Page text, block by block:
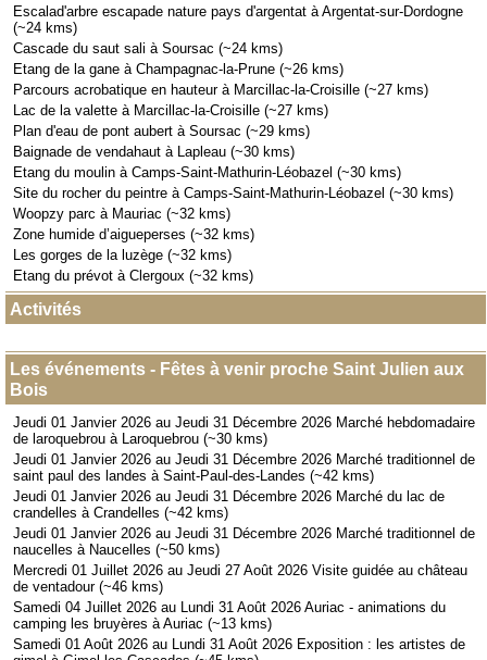
Escalad'arbre escapade nature pays d'argentat à Argentat-sur-Dordogne
(~24 kms)
Cascade du saut sali à Soursac (~24 kms)
Etang de la gane à Champagnac-la-Prune (~26 kms)
Parcours acrobatique en hauteur à Marcillac-la-Croisille (~27 kms)
Lac de la valette à Marcillac-la-Croisille (~27 kms)
Plan d'eau de pont aubert à Soursac (~29 kms)
Baignade de vendahaut à Lapleau (~30 kms)
Etang du moulin à Camps-Saint-Mathurin-Léobazel (~30 kms)
Site du rocher du peintre à Camps-Saint-Mathurin-Léobazel (~30 kms)
Woopzy parc à Mauriac (~32 kms)
Zone humide d’aigueperses (~32 kms)
Les gorges de la luzège (~32 kms)
Etang du prévot à Clergoux (~32 kms)
Activités
Les événements - Fêtes à venir proche Saint Julien aux
Bois
Jeudi 01 Janvier 2026 au Jeudi 31 Décembre 2026 Marché hebdomadaire
de laroquebrou à Laroquebrou (~30 kms)
Jeudi 01 Janvier 2026 au Jeudi 31 Décembre 2026 Marché traditionnel de
saint paul des landes à Saint-Paul-des-Landes (~42 kms)
Jeudi 01 Janvier 2026 au Jeudi 31 Décembre 2026 Marché du lac de
crandelles à Crandelles (~42 kms)
Jeudi 01 Janvier 2026 au Jeudi 31 Décembre 2026 Marché traditionnel de
naucelles à Naucelles (~50 kms)
Mercredi 01 Juillet 2026 au Jeudi 27 Août 2026 Visite guidée au château
de ventadour (~46 kms)
Samedi 04 Juillet 2026 au Lundi 31 Août 2026 Auriac - animations du
camping les bruyères à Auriac (~13 kms)
Samedi 01 Août 2026 au Lundi 31 Août 2026 Exposition : les artistes de